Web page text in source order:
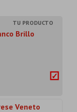
Brillo
Veneto